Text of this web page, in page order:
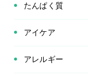
たんぱく質
アイケア
アレルギー